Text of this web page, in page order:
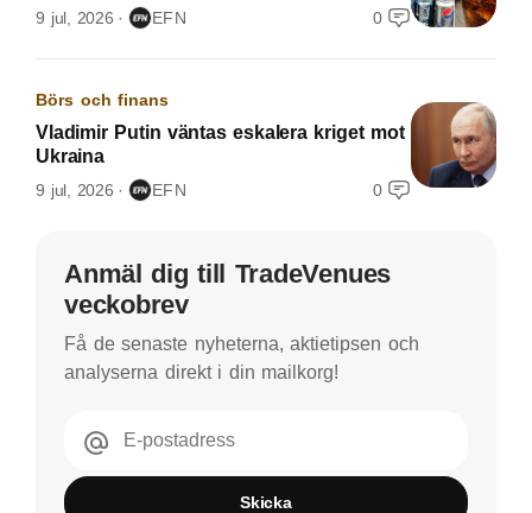
9 jul, 2026 EFN 0
Börs och finans
Vladimir Putin väntas eskalera kriget mot
Ukraina
9 jul, 2026 EFN 0
Anmäl dig till TradeVenues
veckobrev
Få de senaste nyheterna, aktietipsen och
analyserna direkt i din mailkorg!
E-postadress
Skicka